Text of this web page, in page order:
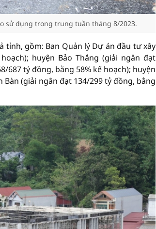
sử dụng trong trung tuần tháng 8/2023.
gồm: Ban Quản lý Dự án đầu tư xây
huyện Bảo Thắng (giải ngân đạt
687 tỷ đồng, bằng 58% kế hoạch); huyện
Bàn (giải ngân đạt 134/299 tỷ đồng, bằng